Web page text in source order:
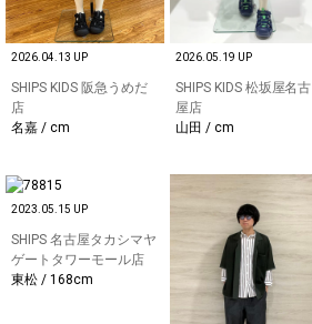
2026.04.13 UP
SHIPS KIDS 阪急うめだ
店
名嘉 / cm
2026.05.19 UP
SHIPS KIDS 松坂屋名古
屋店
山田 / cm
2023.05.15 UP
SHIPS 名古屋タカシマヤ
ゲートタワーモール店
東松 / 168cm